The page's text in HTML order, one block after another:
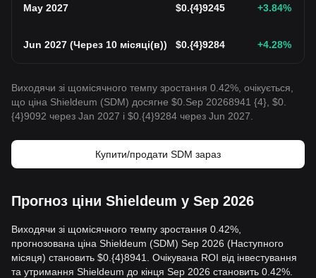
May 2027 $0.{4}9245 +3.84%
Jun 2027 (Через 10 місяці(в)) $0.{4}9284 +4.28%
Виходячи зі щомісячного темпу зростання 0.42%, очікується,
що ціна Shieldeum (SDM) досягне $0.Sep 20268941 {4}, $0.
{4}9092 через Jan 2027 і $0.{4}9284 через Jun 2027.
Купити/продати SDM зараз
Прогноз ціни Shieldeum у Sep 2026
Виходячи зі щомісячного темпу зростання 0.42%,
прогнозована ціна Shieldeum (SDM) Sep 2026 (Наступного
місяця) становить $0.{4}8941. Очікувана ROI від інвестування
та утримання Shieldeum до кінця Sep 2026 становить 0.42%.